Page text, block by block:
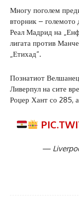
Многу поголем
вторник –
Реал Мадрид на
лигата против
„Етихад“.
Познатиот
Ливерпул на сите
Роџер Хант со 285,
—